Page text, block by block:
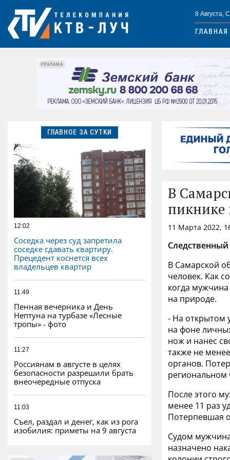
8 Августа,
ГЛАВНАЯ
РЕКЛАМА
ГЛАВНОЕ ЗА СУТКИ
12:02
Соседка через суд запретила
соседке сдавать квартиру.
Прецедент коснется всех
владельцев квартир
11:49
Пенная вечерника и День
Нептуна на турбазе «Лесные
тропы» - фото
11:27
Россиянам в августе в целях
безопасности разрешили брать
внеочередные отпуска
11:03
Съел, раздал и денег, как из рога
изобилия: приметы на 9 августа
В
пикнике
11 Марта 2022,
В Самарской
человек. Как
когда
на природе.
- На открытом
на фоне
нож и нанес
также не
органов.
региональном
После этого
менее 11 раз
Потерпевшая
Судом
назначено